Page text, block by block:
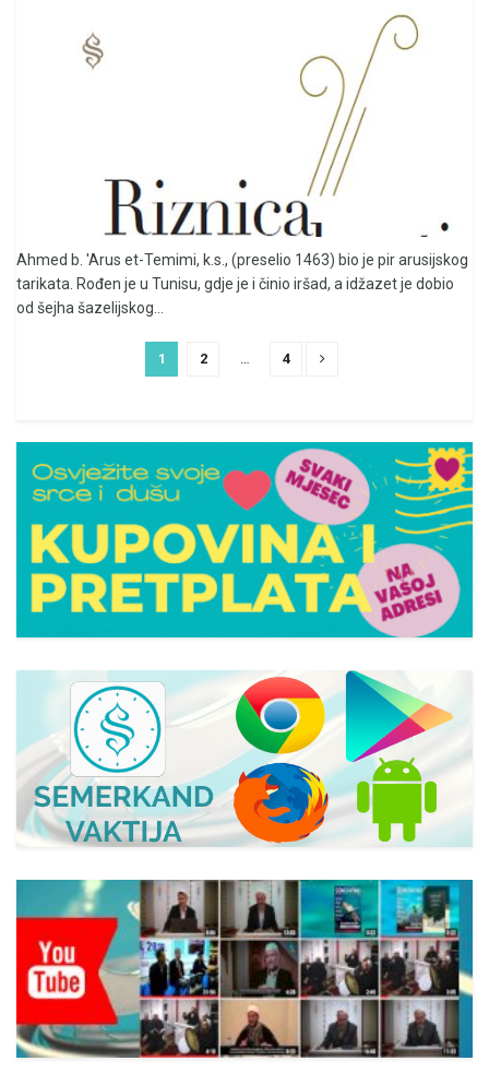
Ahmed b. 'Arus et-Temimi, k.s., (preselio 1463) bio je pir arusijskog
tarikata. Rođen je u Tunisu, gdje je i činio iršad, a idžazet je dobio
od šejha šazelijskog...
1 2 … 4